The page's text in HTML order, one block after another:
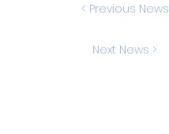
< Previous News
Next News >